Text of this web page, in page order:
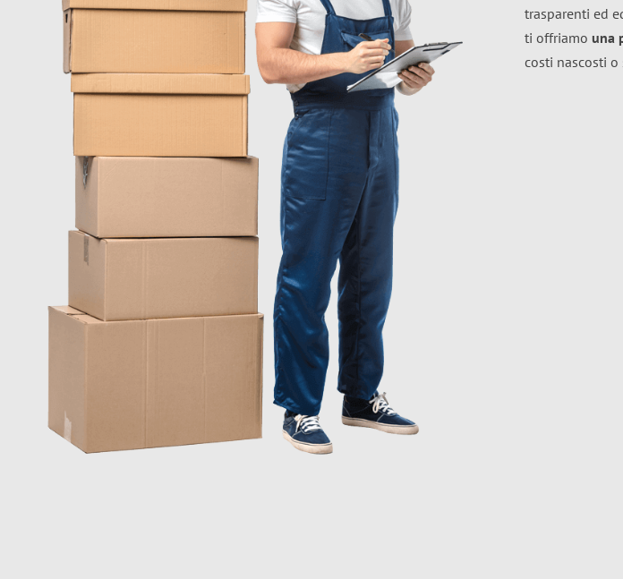
trasparenti ed
ti offriamo una
costi nascosti o